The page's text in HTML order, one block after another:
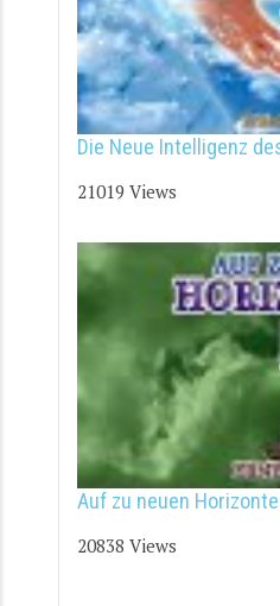
Die Neue Intelligenz
21019 Views
Auf zu neuen
20838 Views